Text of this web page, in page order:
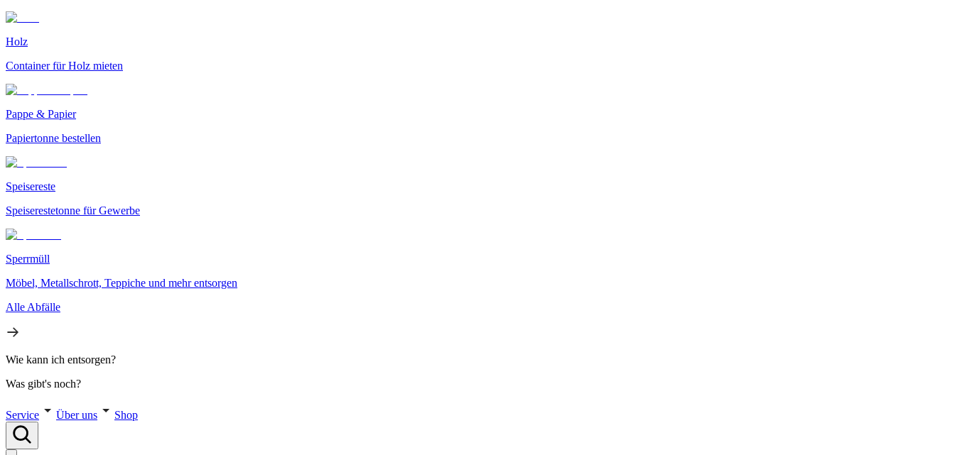
Holz
Container für Holz mieten
Pappe & Papier
Papiertonne bestellen
Speisereste
Speiserestetonne für Gewerbe
Sperrmüll
Möbel, Metallschrott, Teppiche und mehr entsorgen
Alle Abfälle
Wie kann ich entsorgen?
Was gibt's noch?
Service Über uns Shop